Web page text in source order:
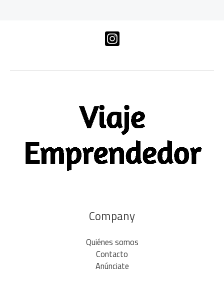
Company
Quiénes somos
Contacto
Anúnciate